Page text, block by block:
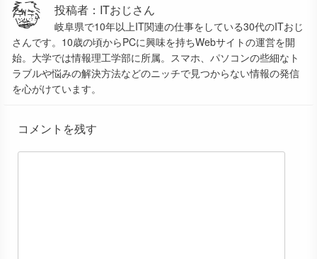
投稿者：ITおじさん
岐阜県で10年以上IT関連の仕事をしている30代のITおじ
さんです。10歳の頃からPCに興味を持ちWebサイトの運営を開
始。大学では情報理工学部に所属。スマホ、パソコンの些細なト
ラブルや悩みの解決方法などのニッチで見つからない情報の発信
を心がけています。
コメントを残す